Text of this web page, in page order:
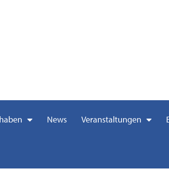
News Veranstaltungen